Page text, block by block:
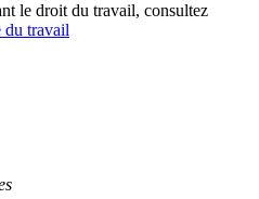
le droit du travail, consultez
du travail